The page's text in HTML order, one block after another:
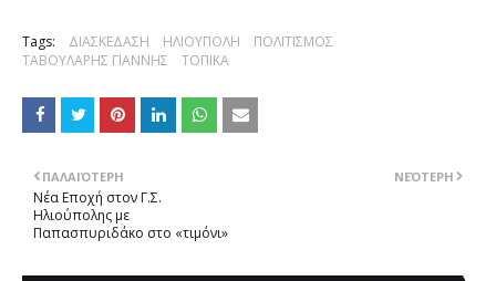
Tags: ΔΙΑΣΚΕΔΑΣΗ ΗΛΙΟΥΠΟΛΗ
ΠΟΛΙΤΙΣΜΟΣ
ΤΑΒΟΥΛΑΡΗΣ ΓΙΑΝΝΗΣ
ΤΟΠΙΚΑ
ΝΕΌΤΕΡΗ
ΠΑΛΑΙΌΤΕΡΗ
Nέα Eποχή στον Γ.Σ.
Hλιούπολης με
Παπασπυριδάκο στο «τιμόνι»